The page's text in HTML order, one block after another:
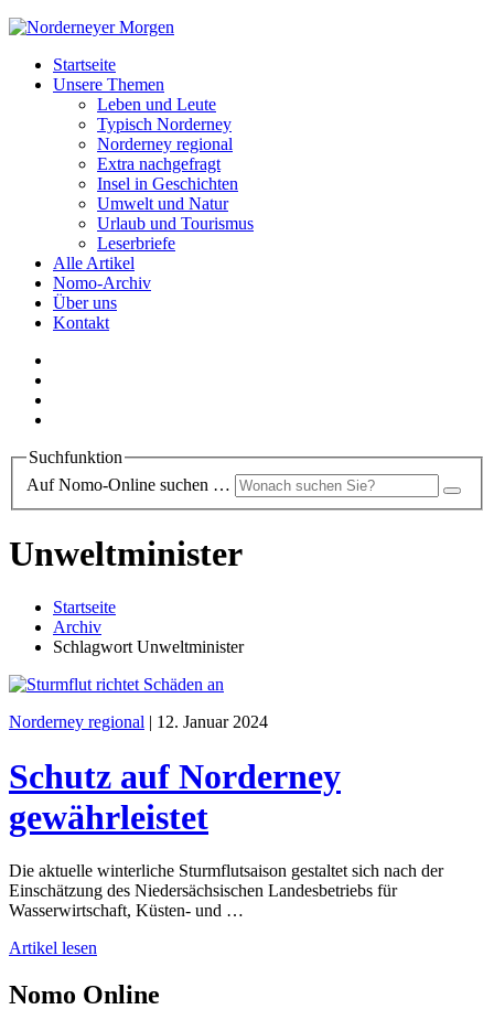
Startseite
Unsere Themen
Leben und Leute
Typisch Norderney
Norderney regional
Extra nachgefragt
Insel in Geschichten
Umwelt und Natur
Urlaub und Tourismus
Leserbriefe
Alle Artikel
Nomo-Archiv
Über uns
Kontakt
Suchfunktion
Auf Nomo-Online suchen …
Unweltminister
Startseite
Archiv
Schlagwort Unweltminister
Norderney regional 12. Januar 2024
Schutz auf Norderney
gewährleistet
Die aktuelle winterliche Sturmflutsaison gestaltet sich nach der
Einschätzung des Niedersächsischen Landesbetriebs für
Wasserwirtschaft, Küsten- und …
Artikel lesen
Nomo Online